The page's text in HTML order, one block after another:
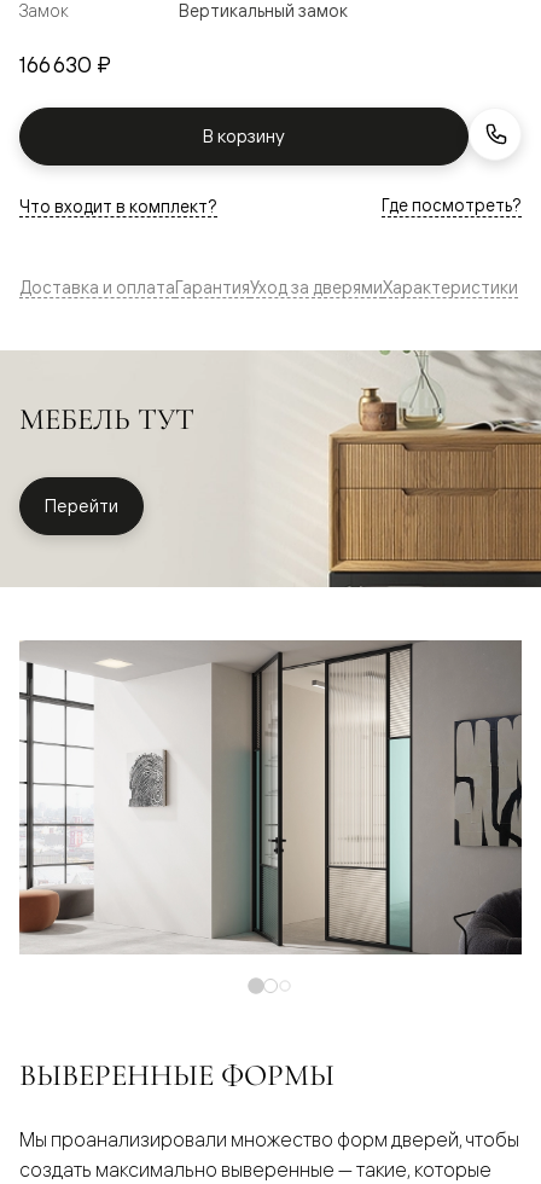
166 630 ₽
В корзину
Замок
Вертикальный замок
Что входит в комплект? Где посмотреть?
Доставка и оплатаГарантияУход за дверямиХарактеристики
МЕБЕЛЬ ТУТ
Перейти
ВЫВЕРЕННЫЕ ФОРМЫ
Мы проанализировали множество форм дверей, чтобы
создать максимально выверенные — такие, которые